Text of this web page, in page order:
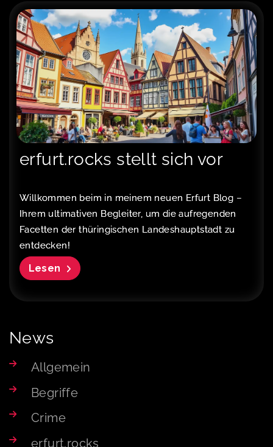
erfurt.rocks stellt sich vor
Willkommen beim in meinem neuen Erfurt Blog –
Ihrem ultimativen Begleiter, um die aufregenden
Facetten der thüringischen Landeshauptstadt zu
entdecken!
Lesen
News
Allgemein
Begriffe
Crime
erfurt.rocks